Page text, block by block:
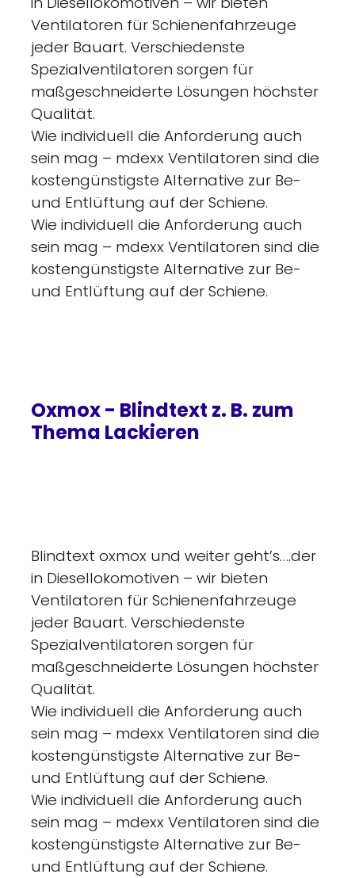
Ventilatoren für Schienenfahrzeuge
jeder Bauart. Verschiedenste
Spezialventilatoren sorgen für
maßgeschneiderte Lösungen höchster
Qualität.
Wie individuell die Anforderung auch
sein mag – mdexx Ventilatoren sind die
kostengünstigste Alternative zur Be-
und Entlüftung auf der Schiene.
Wie individuell die Anforderung auch
sein mag – mdexx Ventilatoren sind die
kostengünstigste Alternative zur Be-
und Entlüftung auf der Schiene.
Oxmox - Blindtext z. B. zum
Thema Lackieren
Blindtext oxmox und weiter geht’s….der
in Diesellokomotiven – wir bieten
Ventilatoren für Schienenfahrzeuge
jeder Bauart. Verschiedenste
Spezialventilatoren sorgen für
maßgeschneiderte Lösungen höchster
Qualität.
Wie individuell die Anforderung auch
sein mag – mdexx Ventilatoren sind die
kostengünstigste Alternative zur Be-
und Entlüftung auf der Schiene.
Wie individuell die Anforderung auch
sein mag – mdexx Ventilatoren sind die
kostengünstigste Alternative zur Be-
und Entlüftung auf der Schiene.